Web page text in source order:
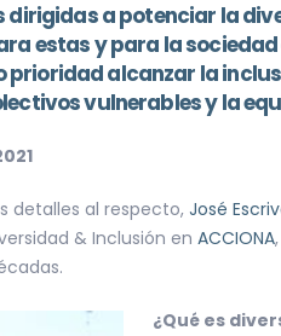
dirigidas a potenciar la
estas y para la
alcanzar la
vulnerables y la
detalles al respecto, José
& Inclusión en ACCIONA
¿Qué es